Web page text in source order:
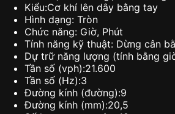
Kiểu:Cơ khí lên dây bằng tay
Hình dạng: Tròn
Chức năng: Giờ, Phút
Tính năng kỹ thuật: Dừng cân
Dự trữ năng lượng (tính bằng
Tần số (vph):21.600
Tần số (Hz):3
Đường kính (đường):9
Đường kính (mm):20,5